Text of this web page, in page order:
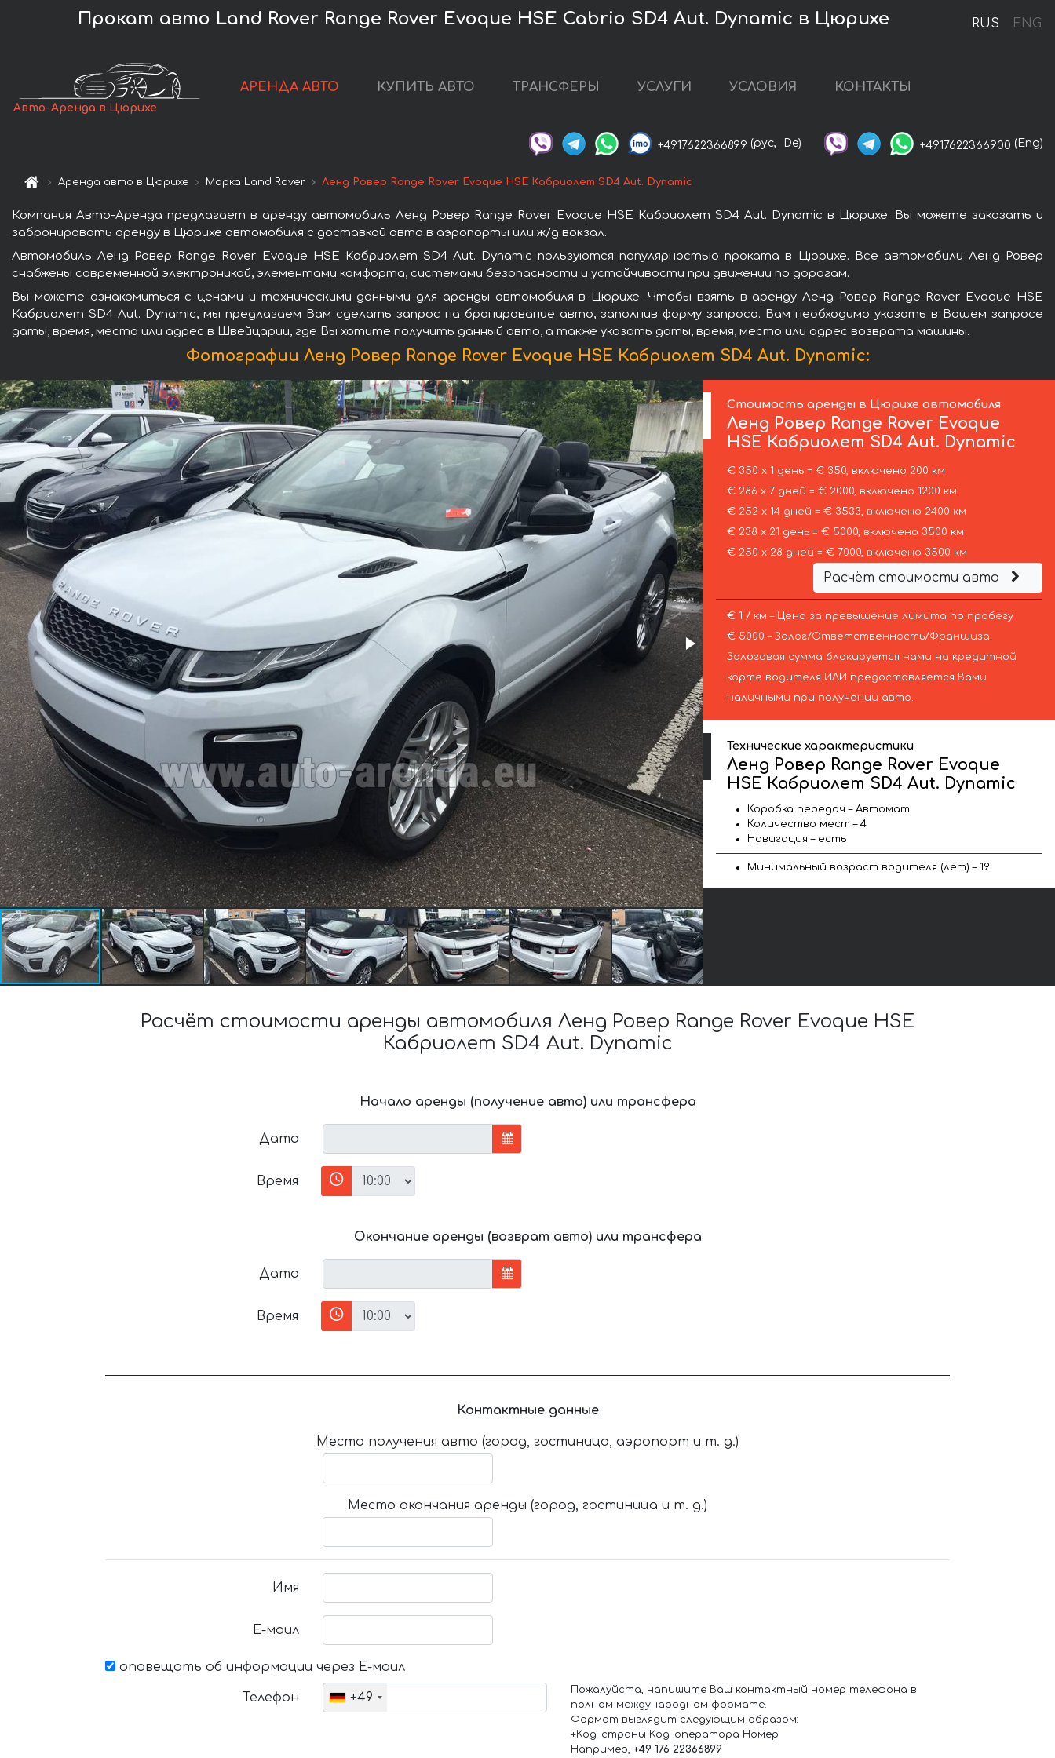
RUS ENG
Прокат авто Land Rover Range Rover Evoque HSE Cabrio SD4 Aut. Dynamic в Цюрихе
Авто-Аренда в Цюрихе
АРЕНДА АВТО КУПИТЬ АВТО ТРАНСФЕРЫ УСЛУГИ УСЛОВИЯ КОНТАКТЫ
+4917622366899 (рус, De) +4917622366900 (Eng)
Аренда авто в Цюрихе Марка Land Rover Ленд Ровер Range Rover Evoque HSE Кабриолет SD4 Aut. Dynamic
Компания Авто-Аренда предлагает в аренду автомобиль Ленд Ровер Range Rover Evoque HSE Кабриолет SD4 Aut. Dynamic в Цюрихе. Вы можете заказать и
забронировать аренду в Цюрихе автомобиля с доставкой авто в аэропорты или ж/д вокзал.
Автомобиль Ленд Ровер Range Rover Evoque HSE Кабриолет SD4 Aut. Dynamic пользуются популярностью проката в Цюрихе. Все автомобили Ленд Ровер
снабжены современной электроникой, элементами комфорта, системами безопасности и устойчивости при движении по дорогам.
Вы можете ознакомиться с ценами и техническими данными для аренды автомобиля в Цюрихе. Чтобы взять в аренду Ленд Ровер Range Rover Evoque HSE
Кабриолет SD4 Aut. Dynamic, мы предлагаем Вам сделать запрос на бронирование авто, заполнив форму запроса. Вам необходимо указать в Вашем запросе
даты, время, место или адрес в Швейцарии, где Вы хотите получить данный авто, а также указать даты, время, место или адрес возврата машины.
Фотографии Ленд Ровер Range Rover Evoque HSE Кабриолет SD4 Aut. Dynamic:
Стоимость аренды в Цюрихе автомобиля
Ленд Ровер Range Rover Evoque
HSE Кабриолет SD4 Aut. Dynamic
€ 350 х 1 день = € 350, включено 200 км
€ 286 х 7 дней = € 2000, включено 1200 км
€ 252 х 14 дней = € 3533, включено 2400 км
€ 238 х 21 день = € 5000, включено 3500 км
€ 250 х 28 дней = € 7000, включено 3500 км
Расчёт стоимости авто
€ 1 / км – Цена за превышение лимита по пробегу
€ 5000 – Залог/Ответственность/Франшиза.
Залоговая сумма блокируется нами на кредитной
карте водителя ИЛИ предоставляется Вами
наличными при получении авто.
Технические характеристики
Ленд Ровер Range Rover Evoque
HSE Кабриолет SD4 Aut. Dynamic
Коробка передач – Автомат
Количество мест – 4
Навигация – есть
Минимальный возраст водителя (лет) – 19
Расчёт стоимости аренды автомобиля Ленд Ровер Range Rover Evoque HSE
Кабриолет SD4 Aut. Dynamic
Начало аренды (получение авто) или трансфера
Дата
Время
Окончание аренды (возврат авто) или трансфера
Дата
Время
Контактные данные
Место получения авто (город, гостиница, аэропорт и т. д.)
Место окончания аренды (город, гостиница и т. д.)
Имя
Е-маил
оповещать об информации через Е-маил
Телефон +49
Пожалуйста, напишите Ваш контактный номер телефона в
полном международном формате.
Формат выглядит следующим образом:
+Код_страны Код_оператора Номер
Например, +49 176 22366899